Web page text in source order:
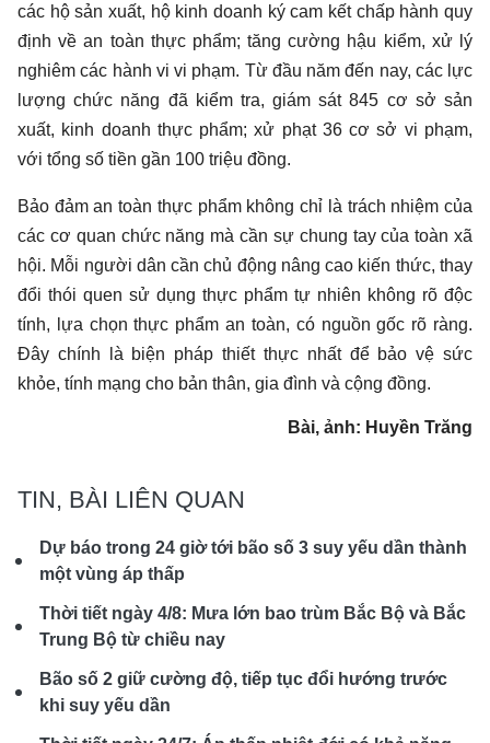
các hộ sản xuất, hộ kinh doanh ký cam kết chấp hành quy
định về an toàn thực phẩm; tăng cường hậu kiểm, xử lý
nghiêm các hành vi vi phạm. Từ đầu năm đến nay, các lực
lượng chức năng đã kiểm tra, giám sát 845 cơ sở sản
xuất, kinh doanh thực phẩm; xử phạt 36 cơ sở vi phạm,
với tổng số tiền gần 100 triệu đồng.
Bảo đảm an toàn thực phẩm không chỉ là trách nhiệm của
các cơ quan chức năng mà cần sự chung tay của toàn xã
hội. Mỗi người dân cần chủ động nâng cao kiến thức, thay
đổi thói quen sử dụng thực phẩm tự nhiên không rõ độc
tính, lựa chọn thực phẩm an toàn, có nguồn gốc rõ ràng.
Đây chính là biện pháp thiết thực nhất để bảo vệ sức
khỏe, tính mạng cho bản thân, gia đình và cộng đồng.
Bài, ảnh: Huyền Trăng
TIN, BÀI LIÊN QUAN
Dự báo trong 24 giờ tới bão số 3 suy yếu dần thành
một vùng áp thấp
Thời tiết ngày 4/8: Mưa lớn bao trùm Bắc Bộ và Bắc
Trung Bộ từ chiều nay
Bão số 2 giữ cường độ, tiếp tục đổi hướng trước
khi suy yếu dần